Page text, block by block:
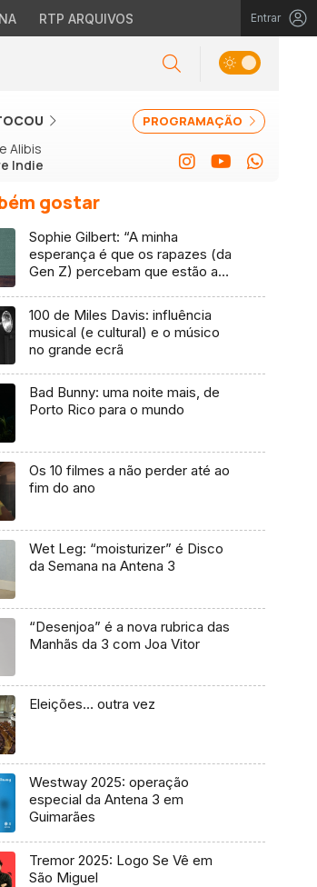
RTP ARQUIVOS Entrar
PROGRAMAÇÃO
Alibis
Indie
gostar
Sophie Gilbert: “A minha
esperança é que os rapazes (da
Gen Z) percebam que estão a
100 de Miles Davis: influência
musical (e cultural) e o músico
no grande ecrã
Bad Bunny: uma noite mais, de
Porto Rico para o mundo
Os 10 filmes a não perder até ao
fim do ano
Wet Leg: “moisturizer” é Disco
da Semana na Antena 3
“Desenjoa” é a nova rubrica das
Manhãs da 3 com Joa Vitor
Eleições… outra vez
Westway 2025: operação
especial da Antena 3 em
Guimarães
Tremor 2025: Logo Se Vê em
São Miguel